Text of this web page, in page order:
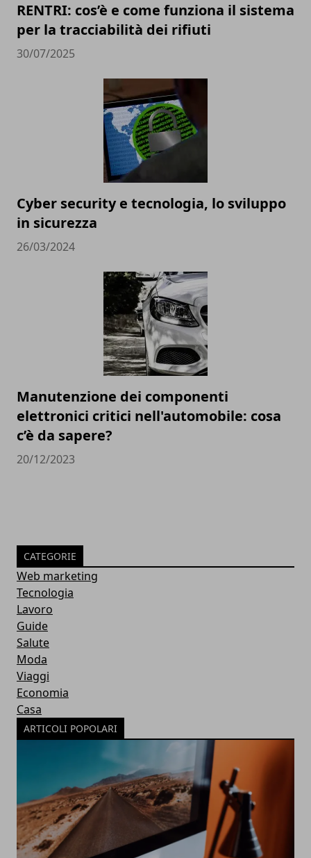
RENTRI: cos’è e come funziona il sistema
per la tracciabilità dei rifiuti
30/07/2025
Cyber security e tecnologia, lo sviluppo
in sicurezza
26/03/2024
Manutenzione dei componenti
elettronici critici nell'automobile: cosa
c’è da sapere?
20/12/2023
CATEGORIE
Web marketing
Tecnologia
Lavoro
Guide
Salute
Moda
Viaggi
Economia
Casa
ARTICOLI POPOLARI